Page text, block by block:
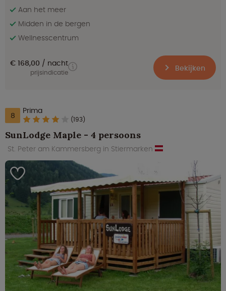
Aan het meer
Midden in de bergen
Wellnesscentrum
€ 168,00 nacht
prijsindicatie Bekijken
8 Prima
(193)
SunLodge Maple - 4 persoons
St. Peter am Kammersberg in Stiermarken